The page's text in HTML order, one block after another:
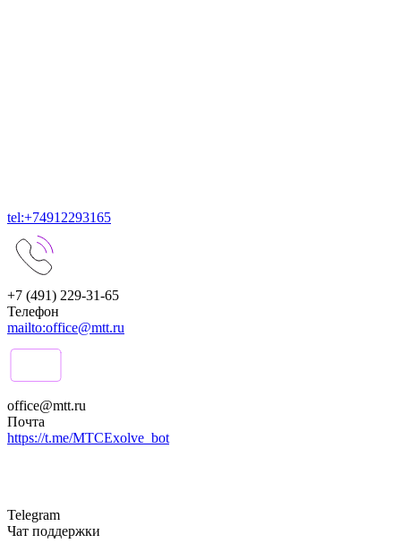
tel:+74912293165
+7 (491) 229-31-65
Телефон
mailto:office@mtt.ru
office@mtt.ru
Почта
https://t.me/MTCExolve_bot
Telegram
Чат поддержки